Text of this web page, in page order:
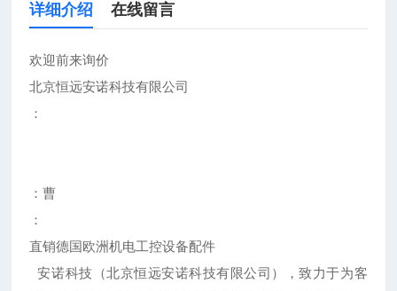
详细介绍 在线留言
欢迎前来询价
北京恒远安诺科技有限公司
：
：曹
：
直销德国欧洲机电工控设备配件
安诺科技（北京恒远安诺科技有限公司），致力于为客